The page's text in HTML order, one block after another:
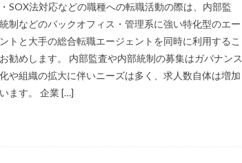
SOX法対応などの職種への転職活動の際は、内部監
制などのバックオフィス・管理系に強い特化型のエー
トと大手の総合転職エージェントを同時に利用するこ
勧めします。 内部監査や内部統制の募集はガバナンス
や組織の拡大に伴いニーズは多く、求人数自体は増加
ます。 企業 […]